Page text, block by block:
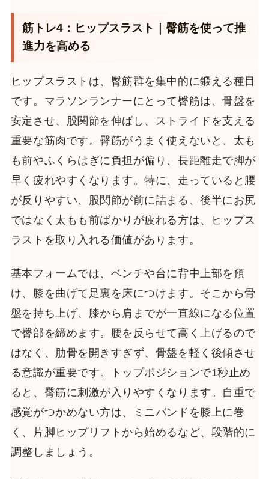
筋トレ4：ヒップスラスト｜臀筋を使って推
進力を高める
ヒップスラストは、臀筋群を集中的に鍛える種目
です。マラソンランナーにとって臀筋は、骨盤を
安定させ、股関節を伸ばし、ストライドを支える
重要な筋肉です。臀筋がうまく使えないと、太も
も前やふくらはぎに負担が偏り、長距離走で脚が
早く疲れやすくなります。特に、走っていると腰
が反りやすい、股関節が前に詰まる、後半にお尻
ではなく太もも前ばかりが疲れる方は、ヒップス
ラストを取り入れる価値があります。
基本フォームでは、ベンチや台に背中上部を預
け、膝を曲げて足裏を床につけます。そこから骨
盤を持ち上げ、膝から肩までが一直線になる位置
で臀部を締めます。腰を反らせて高く上げるので
はなく、肋骨を開きすぎず、骨盤を軽く後傾させ
る意識が重要です。トップポジションで1秒止め
ると、臀筋に刺激が入りやすくなります。自重で
感覚がつかめない方は、ミニバンドを膝上に巻
く、片脚ヒップリフトから始めるなど、段階的に
調整しましょう。